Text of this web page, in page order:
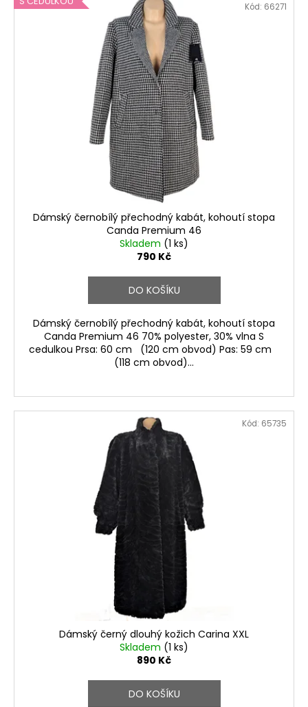
Dámský černobílý přechodný kabát, kohoutí stopa
Canda Premium 46
Skladem (1 ks)
790 Kč
DO KOŠÍKU
Dámský černobílý přechodný kabát, kohoutí stopa
Canda Premium 46 70% polyester, 30% vlna S
cedulkou Prsa: 60 cm (120 cm obvod) Pas: 59 cm
(118 cm obvod)...
Kód: 66271
Dámský černý dlouhý kožich Carina XXL
Skladem (1 ks)
890 Kč
DO KOŠÍKU
Kód: 65735